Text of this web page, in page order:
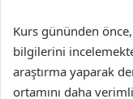
Kurs gününden
bilgilerini
araştırma yaparak
ortamını daha